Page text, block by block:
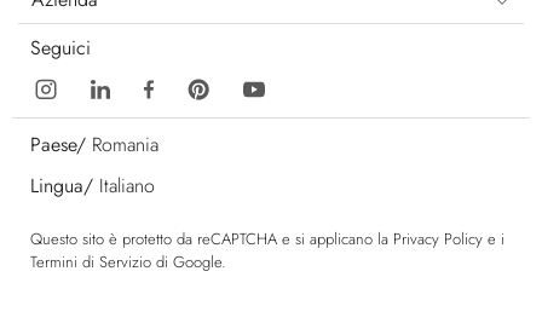
Seguici
Paese/ Romania
Lingua/ Italiano
Questo sito è protetto da reCAPTCHA e si applicano la Privacy Policy e i
Termini di Servizio di Google.